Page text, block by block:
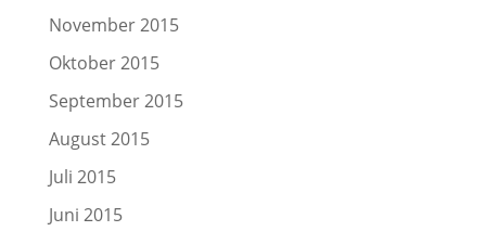
November 2015
Oktober 2015
September 2015
August 2015
Juli 2015
Juni 2015